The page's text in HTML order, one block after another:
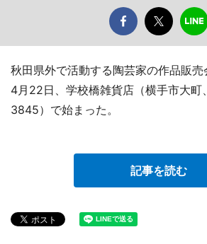
秋田県外で活動する陶芸家の作品販
4月22日、学校橋雑貨店（横手市大
3845）で始まった。
記事を読む